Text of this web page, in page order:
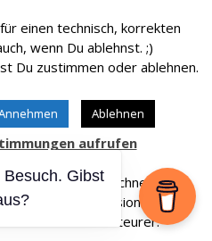
einen technisch, korrekten
wenn Du ablehnst. ;)
Du zustimmen oder ablehnen.
Ablehnen
aufrufen
einem * gekennteichnet.
Kauf eine Provision.
Dich dadurch nicht teurer.
Gibst